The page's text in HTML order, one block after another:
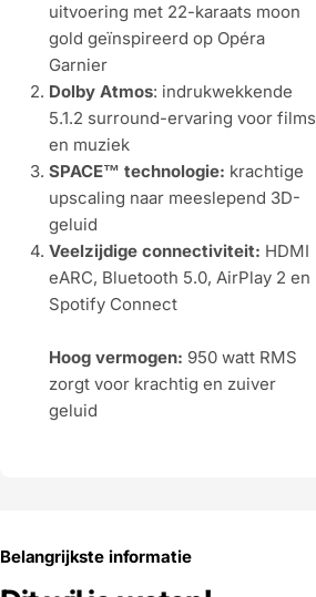
uitvoering met 22-karaats moon
gold geïnspireerd op Opéra
Garnier
Dolby Atmos: indrukwekkende
5.1.2 surround-ervaring voor films
en muziek
SPACE™ technologie: krachtige
upscaling naar meeslepend 3D-
geluid
Veelzijdige connectiviteit: HDMI
eARC, Bluetooth 5.0, AirPlay 2 en
Spotify Connect
Hoog vermogen: 950 watt RMS
zorgt voor krachtig en zuiver
geluid
Belangrijkste informatie